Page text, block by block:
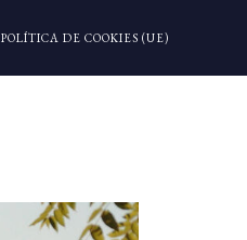
POLÍTICA DE COOKIES (UE)